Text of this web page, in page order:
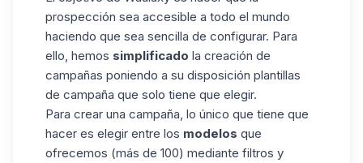
prospección sea accesible a todo el mundo
haciendo que sea sencilla de configurar. Para
ello, hemos simplificado la creación de
campañas poniendo a su disposición plantillas
de campaña que solo tiene que elegir.
Para crear una campaña, lo único que tiene que
hacer es elegir entre los modelos que
ofrecemos (más de 100) mediante filtros y